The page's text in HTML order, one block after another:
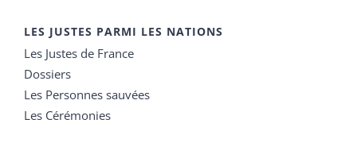
LES JUSTES PARMI LES NATIONS
Les Justes de France
Dossiers
Les Personnes sauvées
Les Cérémonies